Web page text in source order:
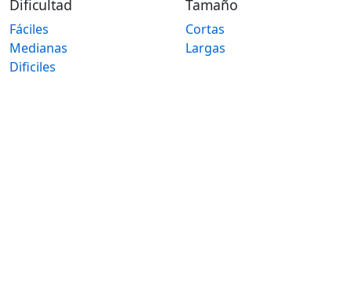
Dificultad
Fáciles
Medianas
Dificiles
Tamaño
Cortas
Largas